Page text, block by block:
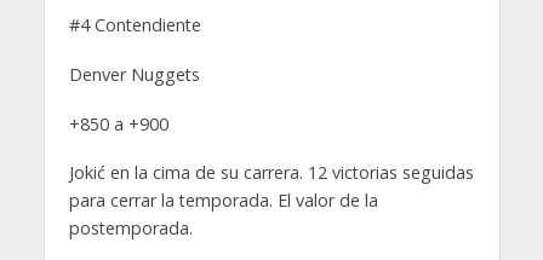
#4 Contendiente
Denver Nuggets
+850 a +900
Jokić en la cima de su carrera. 12 victorias seguidas
para cerrar la temporada. El valor de la
postemporada.